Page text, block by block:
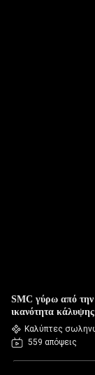
SMC γύρω από
ικανότητα
Καλύπτες
559 απόψεις